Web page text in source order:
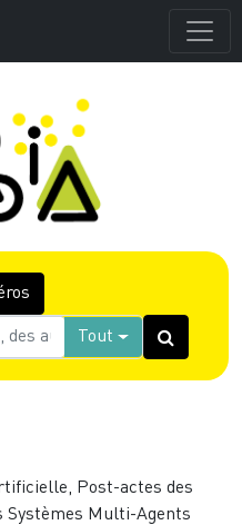
Tout
Post-actes des
Systèmes Multi-Agents